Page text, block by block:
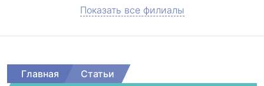
Показать все филиалы
Главная
Статьи